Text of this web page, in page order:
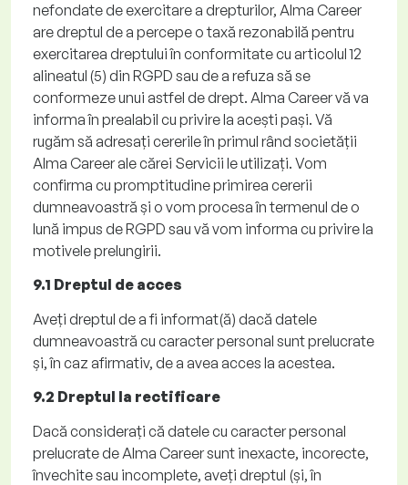
nefondate de exercitare a drepturilor, Alma Career
are dreptul de a percepe o taxă rezonabilă pentru
exercitarea dreptului în conformitate cu articolul 12
alineatul (5) din RGPD sau de a refuza să se
conformeze unui astfel de drept. Alma Careervă va
informa în prealabil cu privire la acești pași. Vă
rugăm să adresați cererile în primul rând societății
Alma Careerale cărei Servicii le utilizați. Vom
confirma cu promptitudine primirea cererii
dumneavoastră și o vom procesa în termenul de o
lună impus de RGPD sau vă vom informa cu privire la
motivele prelungirii.
9.1 Dreptul de acces
Aveți dreptul de a fi informat(ă) dacă datele
dumneavoastră cu caracter personal sunt prelucrate
și, în caz afirmativ, de a avea acces la acestea.
9.2 Dreptul la rectificare
Dacă considerați că datele cu caracter personal
prelucrate de Alma Careersunt inexacte, incorecte,
învechite sau incomplete, aveți dreptul (și, în